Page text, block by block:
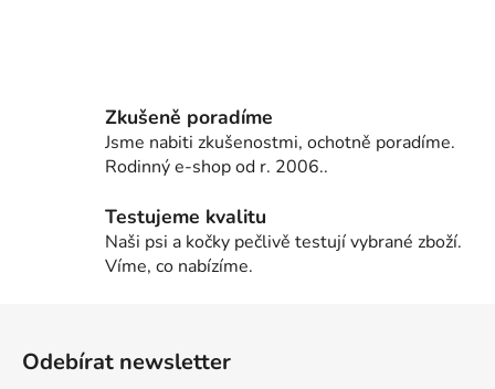
Zkušeně poradíme
Jsme nabiti zkušenostmi, ochotně poradíme.
Rodinný e-shop od r. 2006..
Testujeme kvalitu
Naši psi a kočky pečlivě testují vybrané zboží.
Víme, co nabízíme.
Odebírat newsletter